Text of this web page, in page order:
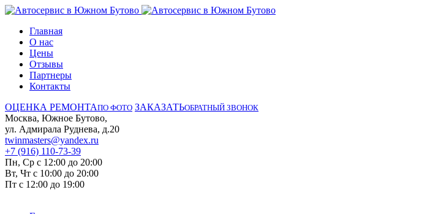
Главная
О нас
Цены
Отзывы
Партнеры
Контакты
ОЦЕНКА РЕМОНТАПО ФОТО ЗАКАЗАТЬОБРАТНЫЙ ЗВОНОК
Москва, Южное Бутово,
ул. Адмирала Руднева, д.20
twinmasters@yandex.ru
+7 (916) 110-73-39
Пн, Ср с 12:00 до 20:00
Вт, Чт с 10:00 до 20:00
Пт с 12:00 до 19:00